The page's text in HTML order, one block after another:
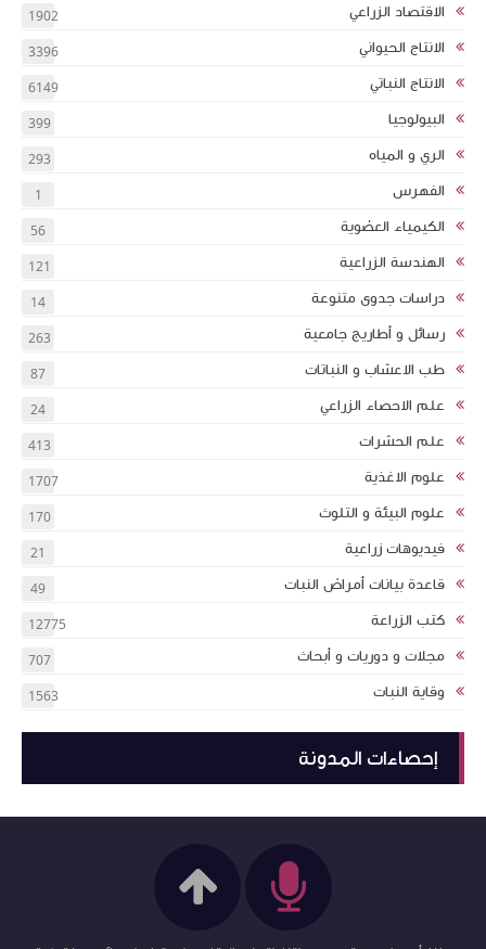
الاقتصاد الزراعي 1902
الانتاج الحيواني 3396
الانتاج النباتي 6149
البيولوجيا 399
الري و المياه 293
الفهرس 1
الكيمياء العضوية 56
الهندسة الزراعية 121
دراسات جدوى متنوعة 14
رسائل و أطاريج جامعية 263
طب الاعشاب و النباتات 87
علم الاحصاء الزراعي 24
علم الحشرات 413
علوم الاغذية 1707
علوم البيئة و التلوث 170
فيديوهات زراعية 21
قاعدة بيانات أمراض النبات 49
كتب الزراعة 12775
مجلات و دوريات و أبحاث 707
وقاية النبات 1563
إحصاءات المدونة